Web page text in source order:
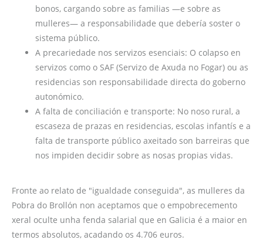
bonos, cargando sobre as familias —e sobre as
mulleres— a responsabilidade que debería soster o
sistema público.
A precariedade nos servizos esenciais: O colapso en
servizos como o SAF (Servizo de Axuda no Fogar) ou as
residencias son responsabilidade directa do goberno
autonómico.
A falta de conciliación e transporte: No noso rural, a
escaseza de prazas en residencias, escolas infantís e a
falta de transporte público axeitado son barreiras que
nos impiden decidir sobre as nosas propias vidas.
Fronte ao relato de "igualdade conseguida", as mulleres da
Pobra do Brollón non aceptamos que o empobrecemento
xeral oculte unha fenda salarial que en Galicia é a maior en
termos absolutos, acadando os 4.706 euros.